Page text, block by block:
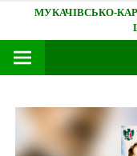
content